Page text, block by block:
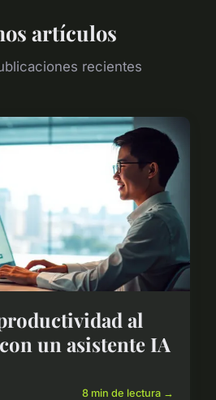
artículos
recientes
al
un asistente IA
8 min de lectura →